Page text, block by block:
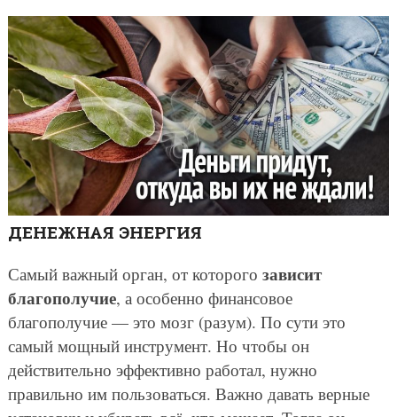
ДЕНЕЖНАЯ ЭНЕРГИЯ
Самый важный орган, от которого зависит
благополучие, а особенно финансовое
благополучие — это мозг (разум). По сути это
самый мощный инструмент. Но чтобы он
действительно эффективно работал, нужно
правильно им пользоваться. Важно давать верные